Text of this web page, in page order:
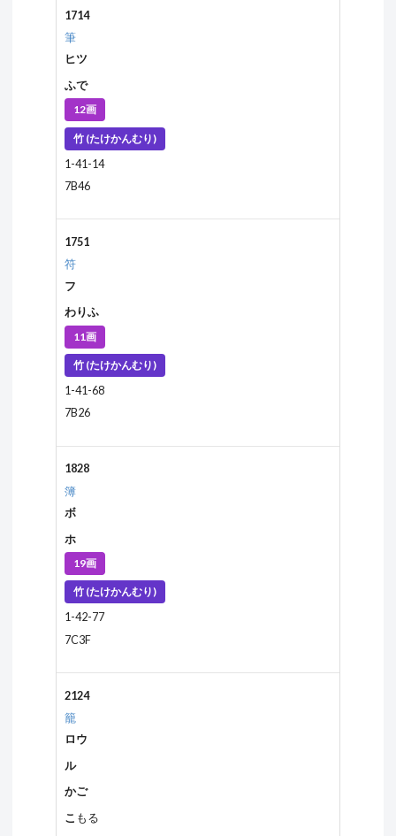
1714
筆
ヒツ
ふで
12画
竹 (たけかんむり)
1-41-14
7B46
1751
符
フ
わりふ
11画
竹 (たけかんむり)
1-41-68
7B26
1828
簿
ボ
ホ
19画
竹 (たけかんむり)
1-42-77
7C3F
2124
籠
ロウ
ル
かご
こ もる